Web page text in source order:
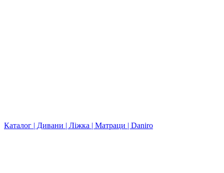
Каталог | Дивани | Ліжка | Матраци | Daniro